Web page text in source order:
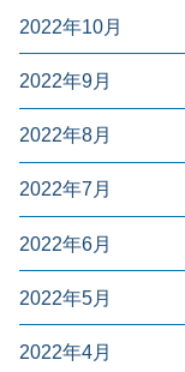
2022年10月
2022年9月
2022年8月
2022年7月
2022年6月
2022年5月
2022年4月